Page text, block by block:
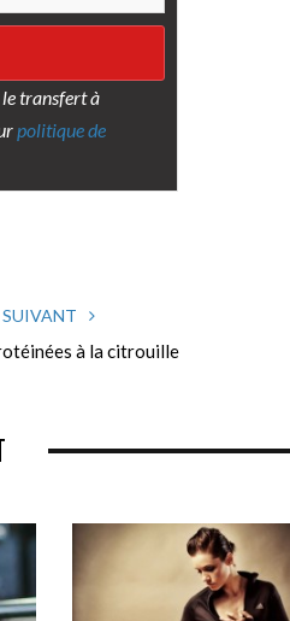
transfert à
politique de
à la citrouille